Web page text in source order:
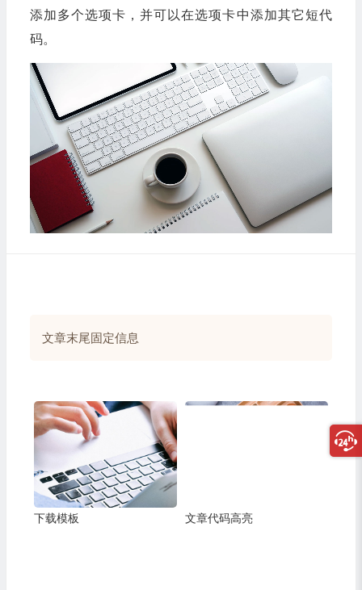
添加多个选项卡，并可以在选项卡中添加其它短代
码。
文章末尾固定信息
下载模板 文章代码高亮